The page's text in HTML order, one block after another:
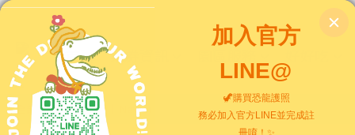
首頁 票券資訊
全部商品/新品到貨｜ New In